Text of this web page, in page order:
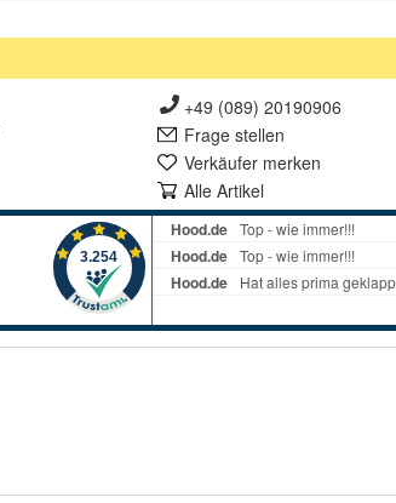
+49 (089) 20190906
Frage stellen
Verkäufer merken
Alle Artikel